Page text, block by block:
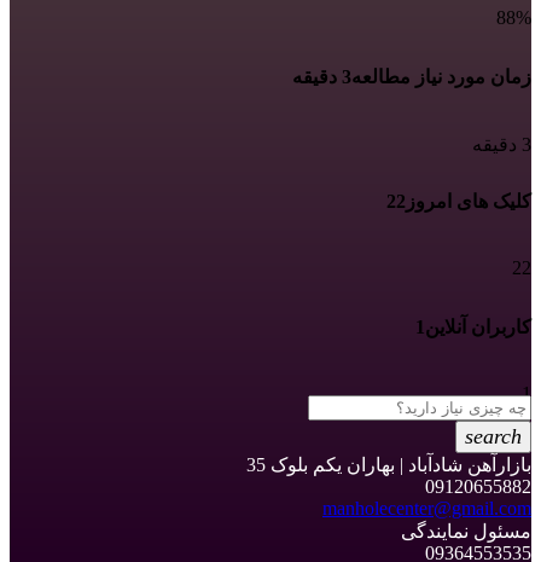
88%
زمان مورد نیاز مطالعه3 دقیقه
3 دقیقه
کلیک های امروز 22
22
کاربران آنلاین 1
1
search
بازارآهن شادآباد | بهاران یکم بلوک 35
09120655882
manholecenter@gmail.com
مسئول نمایندگی
09364553535